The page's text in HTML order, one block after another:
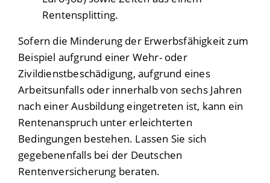
Rentensplitting.
Sofern die Minderung der Erwerbsfähigkeit zum
Beispiel aufgrund einer Wehr- oder
Zivildienstbeschädigung, aufgrund eines
Arbeitsunfalls oder innerhalb von sechs Jahren
nach einer Ausbildung eingetreten ist, kann ein
Rentenanspruch unter erleichterten
Bedingungen bestehen. Lassen Sie sich
gegebenenfalls bei der Deutschen
Rentenversicherung beraten.